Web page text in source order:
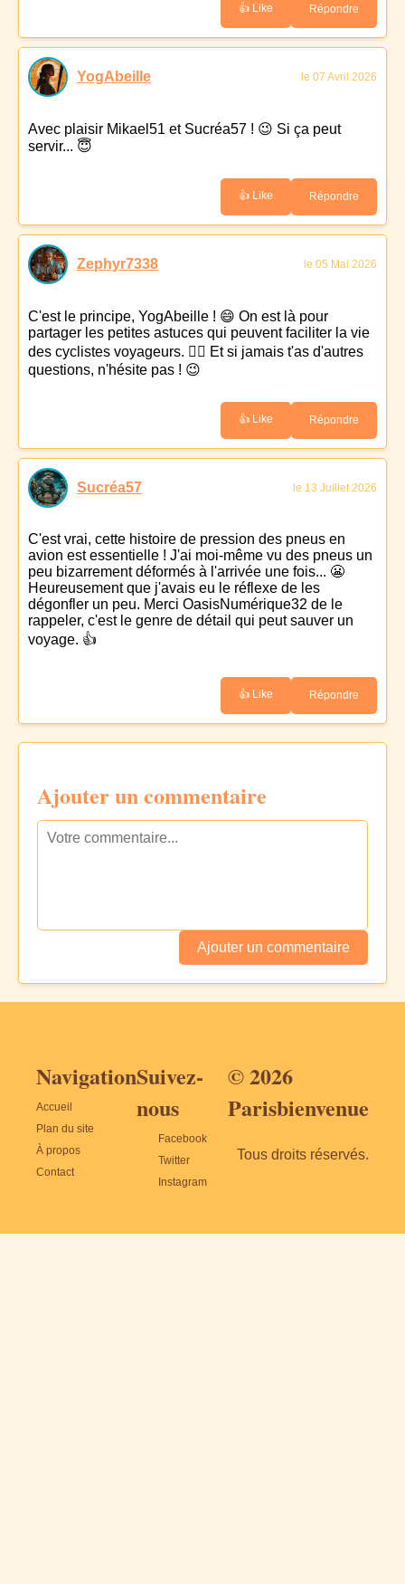
👍 Like Répondre
YogAbeille le 07 Avril 2026
Avec plaisir Mikael51 et Sucréa57 ! 😉 Si ça peut
servir... 😇
👍 Like Répondre
Zephyr7338 le 05 Mai 2026
C'est le principe, YogAbeille ! 😄 On est là pour
partager les petites astuces qui peuvent faciliter la vie
des cyclistes voyageurs. 🚴‍♂️ Et si jamais t'as d'autres
questions, n'hésite pas ! 😉
👍 Like Répondre
Sucréa57 le 13 Juillet 2026
C'est vrai, cette histoire de pression des pneus en
avion est essentielle ! J'ai moi-même vu des pneus un
peu bizarrement déformés à l'arrivée une fois... 😬
Heureusement que j'avais eu le réflexe de les
dégonfler un peu. Merci OasisNumérique32 de le
rappeler, c'est le genre de détail qui peut sauver un
voyage. 👍
👍 Like Répondre
Ajouter un commentaire
Ajouter un commentaire
Navigation
Accueil
Plan du site
À propos
Contact
Suivez-
nous
Facebook
Twitter
Instagram
© 2026
Parisbienvenue
Tous droits réservés.